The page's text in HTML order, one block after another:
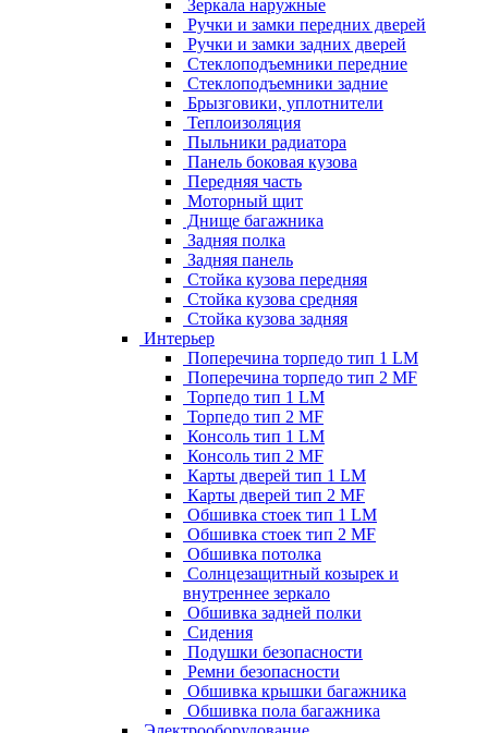
Зеркала наружные
Ручки и замки передних дверей
Ручки и замки задних дверей
Стеклоподъемники передние
Стеклоподъемники задние
Брызговики, уплотнители
Теплоизоляция
Пыльники радиатора
Панель боковая кузова
Передняя часть
Моторный щит
Днище багажника
Задняя полка
Задняя панель
Стойка кузова передняя
Стойка кузова средняя
Стойка кузова задняя
Интерьер
Поперечина торпедо тип 1 LM
Поперечина торпедо тип 2 MF
Торпедо тип 1 LM
Торпедо тип 2 MF
Консоль тип 1 LM
Консоль тип 2 MF
Карты дверей тип 1 LM
Карты дверей тип 2 MF
Обшивка стоек тип 1 LM
Обшивка стоек тип 2 MF
Обшивка потолка
Солнцезащитный козырек и
внутреннее зеркало
Обшивка задней полки
Сидения
Подушки безопасности
Ремни безопасности
Обшивка крышки багажника
Обшивка пола багажника